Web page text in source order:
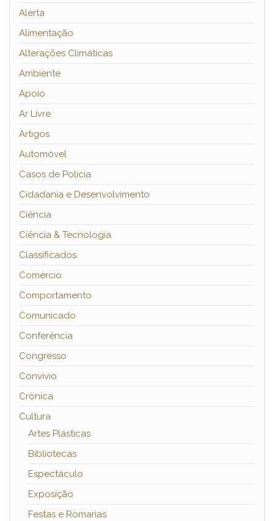
Alerta
Alimentação
Alterações Climáticas
Ambiente
Apoio
Ar Livre
Artigos
Automóvel
Casos de Polícia
Cidadania e Desenvolvimento
Ciência
Ciência & Tecnologia
Classificados
Comércio
Comportamento
Comunicado
Conferência
Congresso
Convívio
Crónica
Cultura
Artes Plásticas
Bibliotecas
Espectáculo
Exposição
Festas e Romarias